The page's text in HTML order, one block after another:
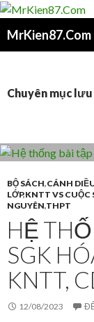
MrKien87.Com
kiếm
DUNG
Chuyên mục
BỘ SÁCH,CÁNH
LỚP,KNTT VS CUỘC
NGUYÊN,THPT
HỆ
SGK
KNTT,
12/08/2023